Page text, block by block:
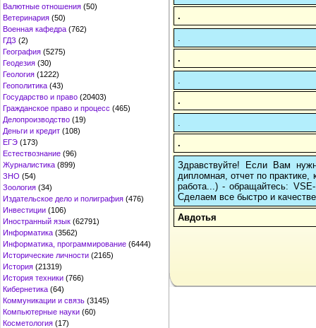
Валютные отношения (50)
Ветеринария (50)
Военная кафедра (762)
ГДЗ (2)
География (5275)
Геодезия (30)
Геология (1222)
Геополитика (43)
Государство и право (20403)
Гражданское право и процесс (465)
Делопроизводство (19)
Деньги и кредит (108)
ЕГЭ (173)
Естествознание (96)
Журналистика (899)
ЗНО (54)
Зоология (34)
Издательское дело и полиграфия (476)
Инвестиции (106)
Иностранный язык (62791)
Информатика (3562)
Информатика, программирование (6444)
Исторические личности (2165)
История (21319)
История техники (766)
Кибернетика (64)
Коммуникации и связь (3145)
Компьютерные науки (60)
Косметология (17)
.
.
.
.
Здравствуйте! Если Вам
дипломная, отчет по
работа...) - обращайтесь:
Сделаем все быстро и
Авдотья